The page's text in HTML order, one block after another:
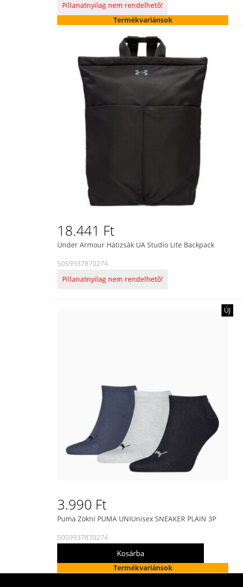
Termékvariánsok
Pillanatnyilag nem rendelhető!
18.441 Ft
Under Armour Hátizsák UA Studio Lite Backpack
5059937870274
Pillanatnyilag nem rendelhető!
ÚJ
Termékvariánsok
3.990 Ft
Puma Zokni PUMA UNIUnisex SNEAKER PLAIN 3P
5059937870274